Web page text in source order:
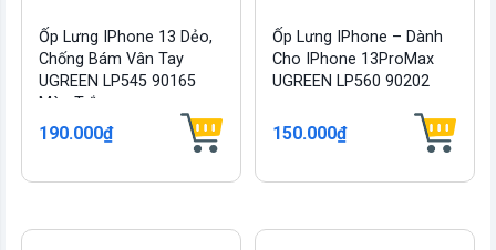
Ốp Lưng IPhone 13 Dẻo,
Chống Bám Vân Tay
UGREEN LP545 90165
Màu Trắng
190.000₫
Ốp Lưng IPhone – Dành
Cho IPhone 13ProMax
UGREEN LP560 90202
150.000₫